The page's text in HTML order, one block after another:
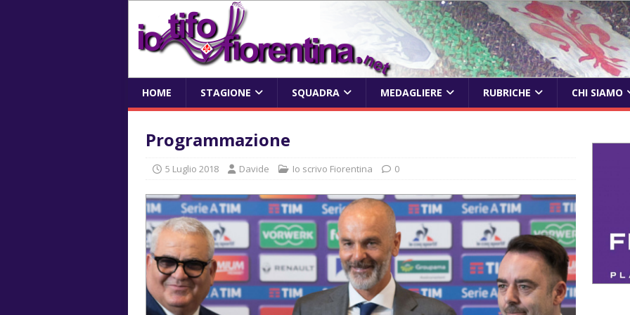
HOME STAGIONE SQUADRA MEDAGLIERE RUBRICHE CHI SIAMO
Programmazione
5 Luglio 2018 Davide Io scrivo Fiorentina 0